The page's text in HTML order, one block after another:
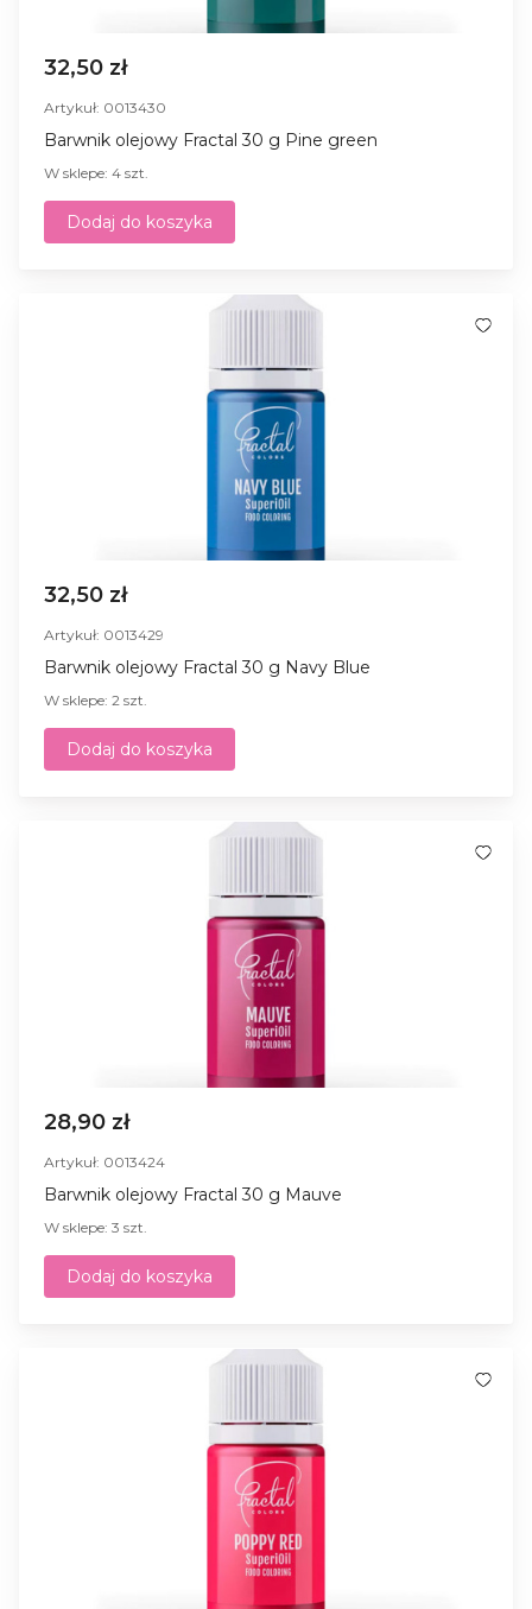
32,50 zł
Artykuł: 0013430
Barwnik olejowy Fractal 30 g Pine green
W sklepe: 4 szt.
Dodaj do koszyka
32,50 zł
Artykuł: 0013429
Barwnik olejowy Fractal 30 g Navy Blue
W sklepe: 2 szt.
Dodaj do koszyka
28,90 zł
Artykuł: 0013424
Barwnik olejowy Fractal 30 g Mauve
W sklepe: 3 szt.
Dodaj do koszyka